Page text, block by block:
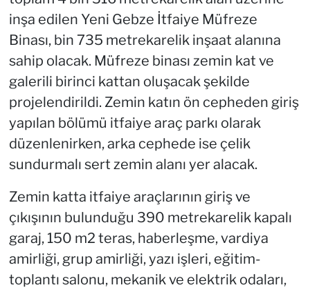
inşa edilen Yeni Gebze İtfaiye Müfreze
Binası, bin 735 metrekarelik inşaat alanına
sahip olacak. Müfreze binası zemin kat ve
galerili birinci kattan oluşacak şekilde
projelendirildi. Zemin katın ön cepheden giriş
yapılan bölümü itfaiye araç parkı olarak
düzenlenirken, arka cephede ise çelik
sundurmalı sert zemin alanı yer alacak.
Zemin katta itfaiye araçlarının giriş ve
çıkışının bulunduğu 390 metrekarelik kapalı
garaj, 150 m2 teras, haberleşme, vardiya
amirliği, grup amirliği, yazı işleri, eğitim-
toplantı salonu, mekanik ve elektrik odaları,